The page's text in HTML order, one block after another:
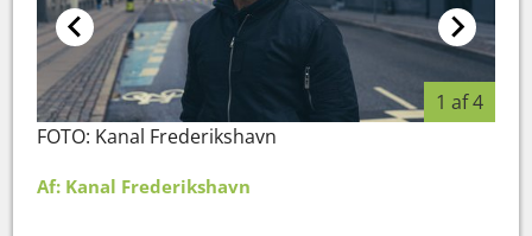
1 af 4
FOTO: Kanal Frederikshavn
Af: Kanal Frederikshavn